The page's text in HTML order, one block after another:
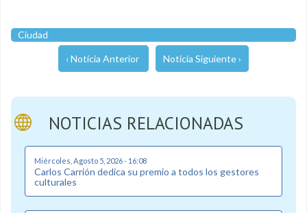
Ciudad
‹ Noticia Anterior Noticia Siguiente ›
NOTICIAS RELACIONADAS
Miércoles, Agosto 5, 2026 - 16:08
Carlos Carrión dedica su premio a todos los gestores
culturales